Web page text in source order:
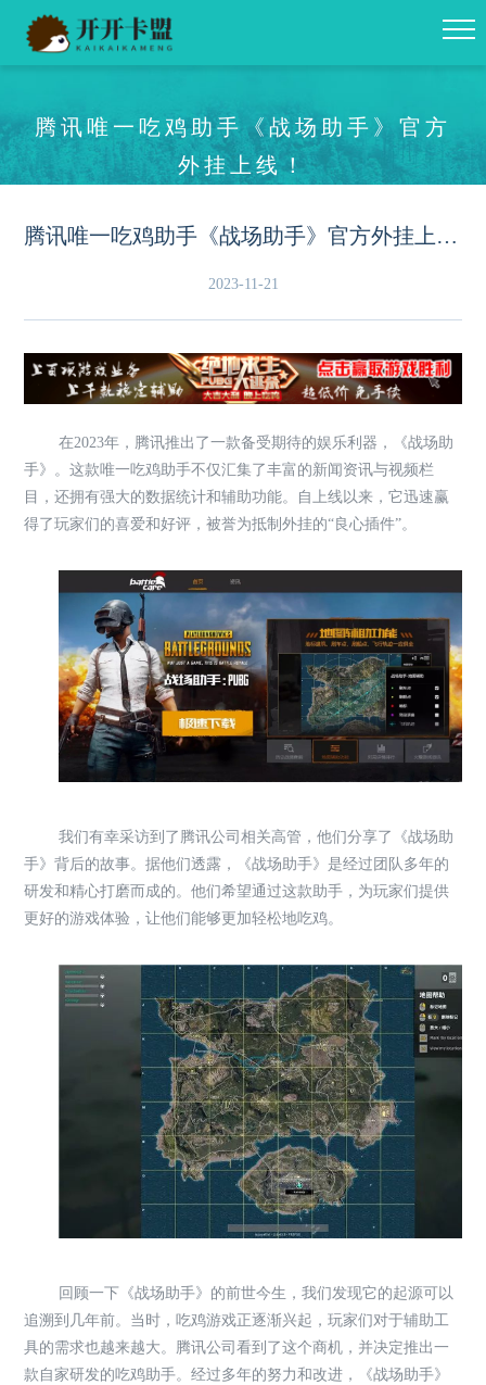
腾讯唯一吃鸡助手《战场助手》官方
外挂上线！
腾讯唯一吃鸡助手《战场助手》官方外挂上线！
2023-11-21
在2023年，腾讯推出了一款备受期待的娱乐利器，《战场助
手》。这款唯一吃鸡助手不仅汇集了丰富的新闻资讯与视频栏
目，还拥有强大的数据统计和辅助功能。自上线以来，它迅速赢
得了玩家们的喜爱和好评，被誉为抵制外挂的“良心插件”。
我们有幸采访到了腾讯公司相关高管，他们分享了《战场助
手》背后的故事。据他们透露，《战场助手》是经过团队多年的
研发和精心打磨而成的。他们希望通过这款助手，为玩家们提供
更好的游戏体验，让他们能够更加轻松地吃鸡。
回顾一下《战场助手》的前世今生，我们发现它的起源可以
追溯到几年前。当时，吃鸡游戏正逐渐兴起，玩家们对于辅助工
具的需求也越来越大。腾讯公司看到了这个商机，并决定推出一
款自家研发的吃鸡助手。经过多年的努力和改进，《战场助手》